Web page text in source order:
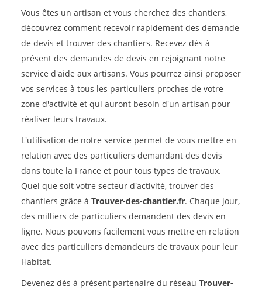
Vous êtes un artisan et vous cherchez des chantiers,
découvrez comment recevoir rapidement des demande
de devis et trouver des chantiers. Recevez dès à
présent des demandes de devis en rejoignant notre
service d'aide aux artisans. Vous pourrez ainsi proposer
vos services à tous les particuliers proches de votre
zone d'activité et qui auront besoin d'un artisan pour
réaliser leurs travaux.
L'utilisation de notre service permet de vous mettre en
relation avec des particuliers demandant des devis
dans toute la France et pour tous types de travaux.
Quel que soit votre secteur d'activité, trouver des
chantiers grâce à Trouver-des-chantier.fr. Chaque jour,
des milliers de particuliers demandent des devis en
ligne. Nous pouvons facilement vous mettre en relation
avec des particuliers demandeurs de travaux pour leur
Habitat.
Devenez dès à présent partenaire du réseau Trouver-